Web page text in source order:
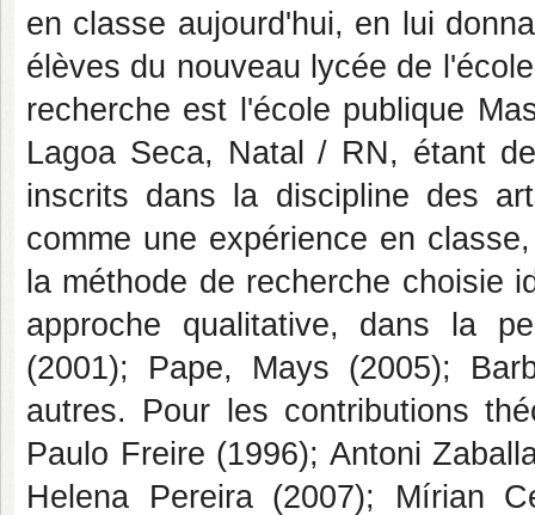
en classe aujourd'hui, en lui
élèves du nouveau lycée de
recherche est l'école publique
Lagoa Seca, Natal / RN, étant
inscrits dans la discipline des
comme une expérience en
la méthode de recherche choisie
approche qualitative, dans la
(2001); Pape, Mays (2005);
autres. Pour les contributions
Paulo Freire (1996); Antoni
Helena Pereira (2007); Mírian